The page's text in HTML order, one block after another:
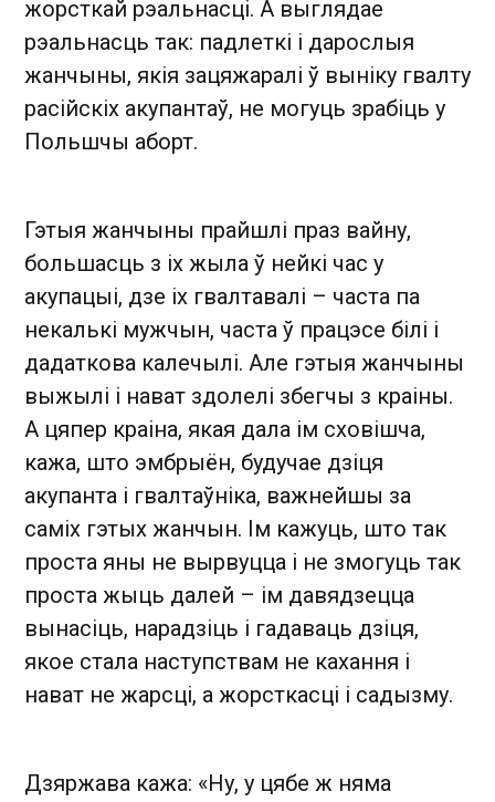
жорсткай рэальнасці. А выглядае
рэальнасць так: падлеткі і дарослыя
жанчыны, якія зацяжаралі ў выніку гвалту
расійскіх акупантаў, не могуць зрабіць у
Польшчы аборт.
Гэтыя жанчыны прайшлі праз вайну,
большасць з іх жыла ў нейкі час у
акупацыі, дзе іх гвалтавалі – часта па
некалькі мужчын, часта ў працэсе білі і
дадаткова калечылі. Але гэтыя жанчыны
выжылі і нават здолелі збегчы з краіны.
А цяпер краіна, якая дала ім сховішча,
кажа, што эмбрыён, будучае дзіця
акупанта і гвалтаўніка, важнейшы за
саміх гэтых жанчын. Ім кажуць, што так
проста яны не вырвуцца і не змогуць так
проста жыць далей – ім давядзецца
вынасіць, нарадзіць і гадаваць дзіця,
якое стала наступствам не кахання і
нават не жарсці, а жорсткасці і садызму.
Дзяржава кажа: «Ну, у цябе ж няма